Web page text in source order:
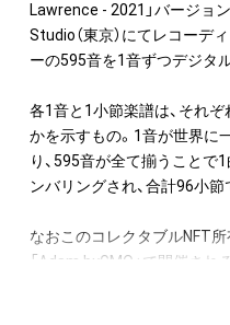
Lawrence - 2021」バージョ
Studio（東京）にてレコーデ
ーの595音を1音ずつデジタ
各1音と1小節楽譜は、それ
かを示すもの。1音が世界に
り、595音が全て揃うことで
ンバリングされ、合計96小節
なおこのコレクタブルNFT
「Adam byGMO」で開催され
Mr. Lawrence」直筆楽譜を
への参加が可能。またNFT